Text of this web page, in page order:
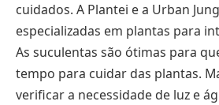
cuidados. A Plantei e a Urban
especializadas em plantas para
As suculentas são ótimas para
tempo para cuidar das plantas.
verificar a necessidade de luz e